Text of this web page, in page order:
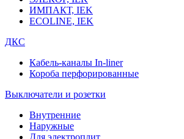
ИМПАКТ, IEK
ECOLINE, IEK
ДКС
Кабель-каналы In-liner
Короба перфорированные
Выключатели и розетки
Внутренние
Наружные
Для электроплит